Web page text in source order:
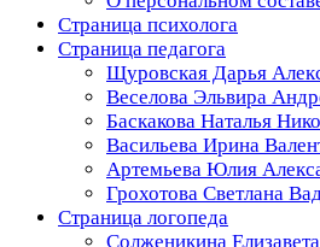
Страница психолога
Страница педагога
Щуровская Дарья
Веселова Эльвира
Баскакова Наталья
Васильева Ирина
Артемьева Юлия
Грохотова Светлана
Страница логопеда
Солженикина